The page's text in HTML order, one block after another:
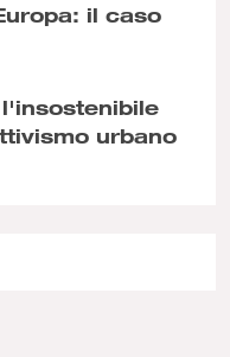
il caso
urbano